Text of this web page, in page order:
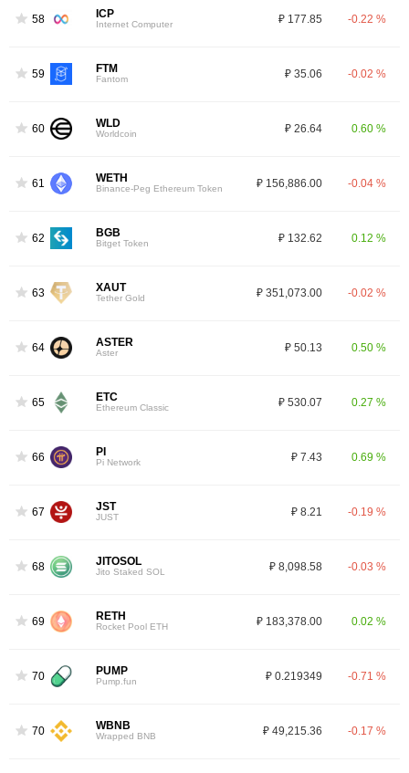
58 ICP
Internet Computer ₽ 177.85 -0.22 %
59 FTM
Fantom ₽ 35.06 -0.02 %
60 WLD
Worldcoin ₽ 26.64 0.60 %
61 WETH
Binance-Peg Ethereum Token ₽ 156,886.00 -0.04 %
62 BGB
Bitget Token ₽ 132.62 0.12 %
63 XAUT
Tether Gold ₽ 351,073.00 -0.02 %
64 ASTER
Aster ₽ 50.13 0.50 %
65 ETC
Ethereum Classic ₽ 530.07 0.27 %
66 PI
Pi Network ₽ 7.43 0.69 %
67 JST
JUST ₽ 8.21 -0.19 %
68 JITOSOL
Jito Staked SOL ₽ 8,098.58 -0.03 %
69 RETH
Rocket Pool ETH ₽ 183,378.00 0.02 %
70 PUMP
Pump.fun ₽ 0.219349 -0.71 %
70 WBNB
Wrapped BNB ₽ 49,215.36 -0.17 %